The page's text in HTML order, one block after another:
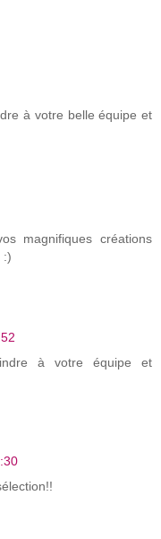
à votre belle équipe et
magnifiques créations
:)
à votre équipe et